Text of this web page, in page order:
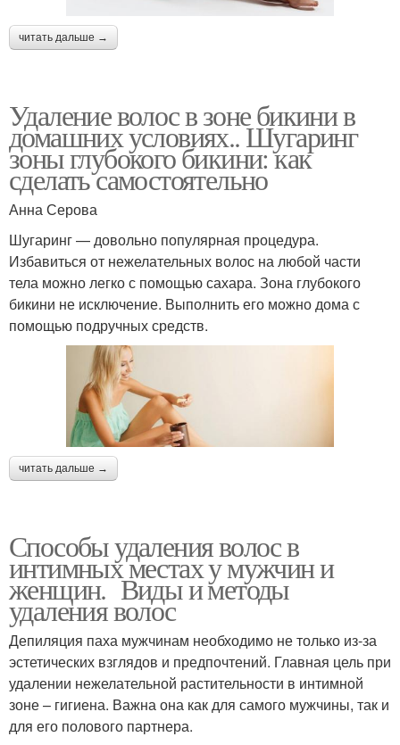
читать дальше →
Удаление волос в зоне бикини в
домашних условиях.. Шугаринг
зоны глубокого бикини: как
сделать самостоятельно
Анна Серова
Шугаринг — довольно популярная процедура.
Избавиться от нежелательных волос на любой части
тела можно легко с помощью сахара. Зона глубокого
бикини не исключение. Выполнить его можно дома с
помощью подручных средств.
читать дальше →
Способы удаления волос в
интимных местах у мужчин и
женщин. Виды и методы
удаления волос
Депиляция паха мужчинам необходимо не только из-за
эстетических взглядов и предпочтений. Главная цель при
удалении нежелательной растительности в интимной
зоне – гигиена. Важна она как для самого мужчины, так и
для его полового партнера.